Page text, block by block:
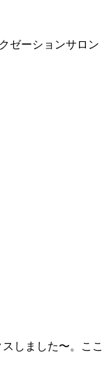
ゼーションサロン
しました〜。ここ